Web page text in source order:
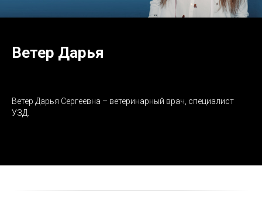
Ветер Дарья
Ветер Дарья Сергеевна – ветеринарный врач, специалист
УЗД.